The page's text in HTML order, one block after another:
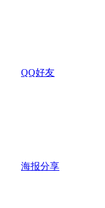
QQ好友
海报分享